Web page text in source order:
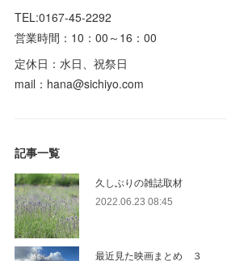
TEL:0167-45-2292
営業時間：10：00～16：00
定休日：水日、祝祭日
mail：hana@sichiyo.com
記事一覧
久しぶりの雑誌取材
2022.06.23 08:45
最近見た映画まとめ ３